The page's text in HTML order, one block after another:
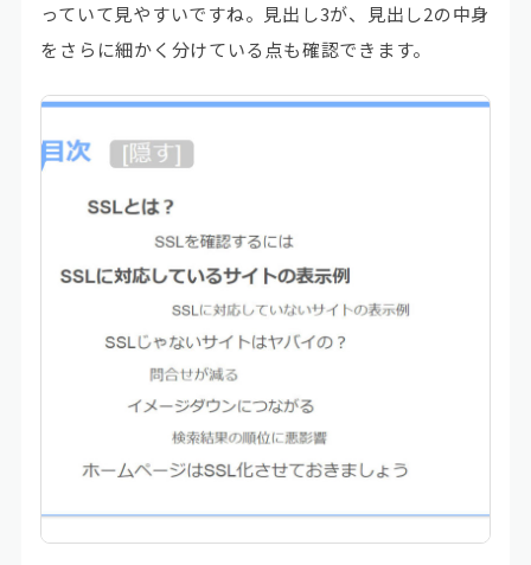
っていて見やすいですね。見出し3が、見出し2の中身
をさらに細かく分けている点も確認できます。